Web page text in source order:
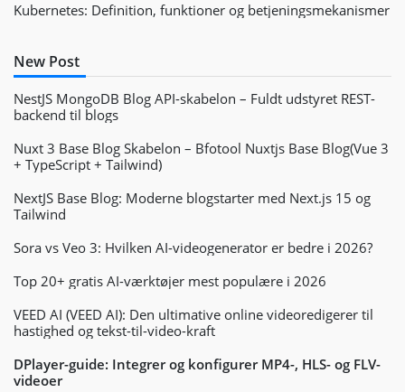
Kubernetes: Definition, funktioner og betjeningsmekanismer
New Post
NestJS MongoDB Blog API-skabelon – Fuldt udstyret REST-
backend til blogs
Nuxt 3 Base Blog Skabelon – Bfotool Nuxtjs Base Blog(Vue 3
+ TypeScript + Tailwind)
NextJS Base Blog: Moderne blogstarter med Next.js 15 og
Tailwind
Sora vs Veo 3: Hvilken AI-videogenerator er bedre i 2026?
Top 20+ gratis AI-værktøjer mest populære i 2026
VEED AI (VEED AI): Den ultimative online videoredigerer til
hastighed og tekst-til-video-kraft
DPlayer-guide: Integrer og konfigurer MP4-, HLS- og FLV-
videoer